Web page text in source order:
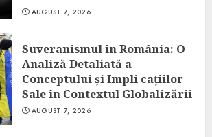
AUGUST 7, 2026
Suveranismul în România: O
Analiză Detaliată a
Conceptului și Impli cațiilor
Sale în Contextul Globalizării
AUGUST 7, 2026